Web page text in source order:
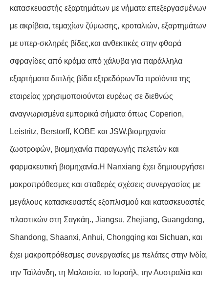
κατασκευαστής εξαρτημάτων με νήματα επεξεργασμένων
με ακρίβεια, τεμαχίων ζύμωσης, κροταλιών, εξαρτημάτων
με υπερ-σκληρές βίδες,και ανθεκτικές στην φθορά
σφραγίδες από κράμα από χάλυβα για παράλληλα
εξαρτήματα διπλής βίδα εξτρεδόρωνΤα προϊόντα της
εταιρείας χρησιμοποιούνται ευρέως σε διεθνώς
αναγνωρισμένα εμπορικά σήματα όπως Coperion,
Leistritz, Berstorff, KOBE και JSW.βιομηχανία
ζωοτροφών, βιομηχανία παραγωγής πελετών και
φαρμακευτική βιομηχανία.Η Nanxiang έχει δημιουργήσει
μακροπρόθεσμες και σταθερές σχέσεις συνεργασίας με
μεγάλους κατασκευαστές εξοπλισμού και κατασκευαστές
πλαστικών στη Σαγκάη., Jiangsu, Zhejiang, Guangdong,
Shandong, Shaanxi, Anhui, Chongqing και Sichuan, και
έχει μακροπρόθεσμες συνεργασίες με πελάτες στην Ινδία,
την Ταϊλάνδη, τη Μαλαισία, το Ισραήλ, την Αυστραλία και